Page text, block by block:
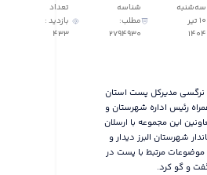
سه‌شنبه
10 تیر
1404
شناسه
مطلب:
2794930
تعداد
بازدید :
433
نرگسی مدیرکل پست استان
رئیس اداره شهرستان و
این مجموعه با ارسلان
شهرستان البرز دیدار و
مرتبط با پست در
و گو کرد.